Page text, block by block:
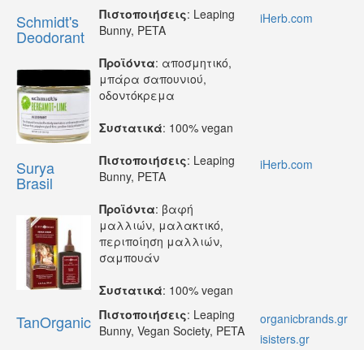
Schmidt's
Deodorant
Πιστοποιήσεις: Leaping
Bunny, PETA
Προϊόντα: αποσμητικό,
μπάρα σαπουνιού,
οδοντόκρεμα
Συστατικά: 100% vegan
iHerb.com
Surya
Brasil
Πιστοποιήσεις: Leaping
Bunny, PETA
Προϊόντα: βαφή
μαλλιών, μαλακτικό,
περιποίηση μαλλιών,
σαμπουάν
Συστατικά: 100% vegan
iHerb.com
TanOrganic Πιστοποιήσεις: Leaping
Bunny, Vegan Society, PETA
organicbrands.gr
isisters.gr